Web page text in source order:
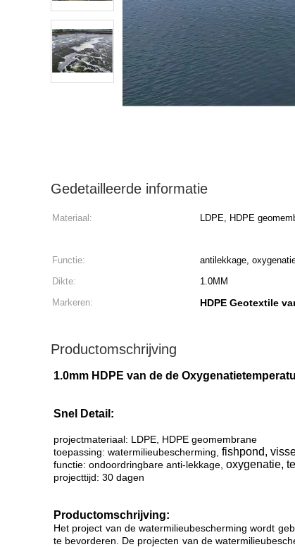
Gedetailleerde informatie
Materiaal: LDPE, HDPE
Functie:
antilekkage,
Dikte:
1.0MM
Markeren:
HDPE Geotextile
Productomschrijving
1.0mm HDPE van de de
Snel Detail:
projectmateriaal: LDPE, HDPE geomembrane
toepassing: watermilieubescherming, fishpond,
functie: ondoordringbare anti-lekkage, oxygenatie,
projecttijd: 30 dagen
Productomschrijving:
Het project van de watermilieubescherming wordt
te bevorderen. De projecten van de